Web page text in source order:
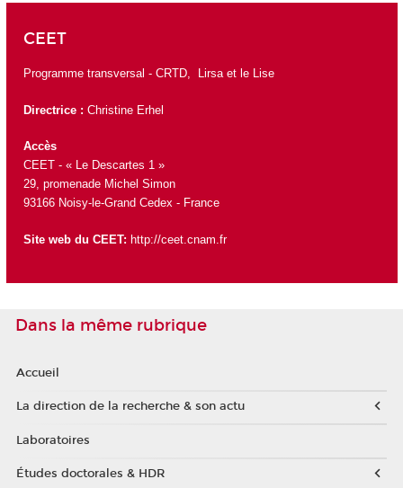
CEET
Programme transversal - CRTD, Lirsa et le Lise
Directrice : Christine Erhel
Accès
CEET - « Le Descartes 1 »
29, promenade Michel Simon
93166 Noisy-le-Grand Cedex - France
Site web du CEET: http://ceet.cnam.fr
Dans la même rubrique
Accueil
La direction de la recherche & son actu
Laboratoires
Études doctorales & HDR